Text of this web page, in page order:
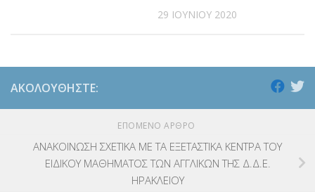
29 ΙΟΥΝΊΟΥ 2020
ΑΚΟΛΟΥΘΉΣΤΕ:
ΕΠΌΜΕΝΟ ΆΡΘΡΟ
ΑΝΑΚΟΙΝΩΣΗ ΣΧΕΤΙΚΑ ΜΕ ΤΑ ΕΞΕΤΑΣΤΙΚΑ ΚΕΝΤΡΑ ΤΟΥ
ΕΙΔΙΚΟΥ ΜΑΘΗΜΑΤΟΣ ΤΩΝ ΑΓΓΛΙΚΩΝ ΤΗΣ Δ.Δ.Ε.
ΗΡΑΚΛΕΙΟΥ
ΚΕΣΥΠ(109)
ΚΠγ – ΚΡΑΤΙΚΟ ΠΙΣΤΟΠΟΙΗΤΙΚΟ ΓΛΩΣΣΟΜΑΘΕΙΑΣ(135)
ΚΠπ- ΚΡΑΤΙΚΟ ΠΙΣΤΟΠΟΙΗΤΙΚΟ ΠΛΗΡΟΦΟΡΙΚΗΣ